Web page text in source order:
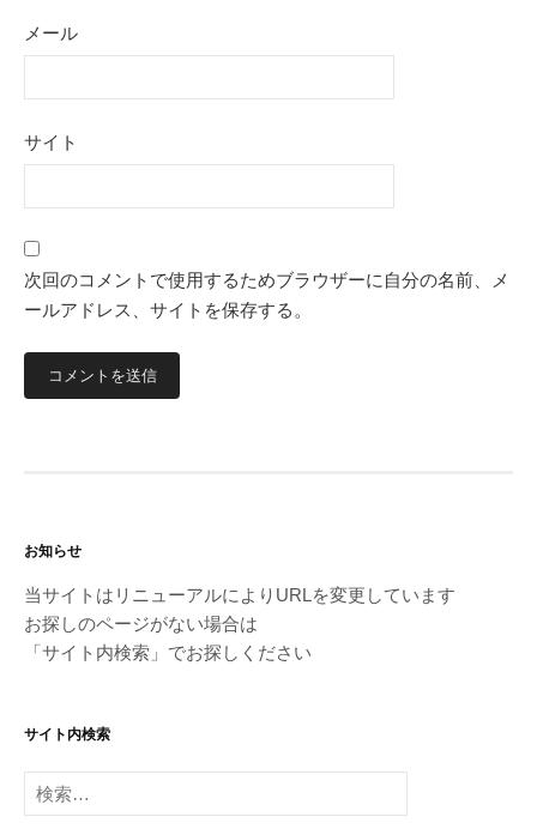
メール
サイト
次回のコメントで使用するためブラウザーに自分の名前、メ
ールアドレス、サイトを保存する。
お知らせ
当サイトはリニューアルによりURLを変更しています
お探しのページがない場合は
「サイト内検索」でお探しください
サイト内検索
検
索: